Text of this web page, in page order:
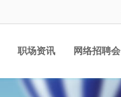
职场资讯 网络招聘会